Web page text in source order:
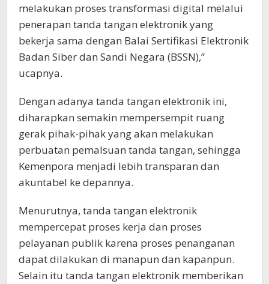
melakukan proses transformasi digital melalui
penerapan tanda tangan elektronik yang
bekerja sama dengan Balai Sertifikasi Elektronik
Badan Siber dan Sandi Negara (BSSN),”
ucapnya.
Dengan adanya tanda tangan elektronik ini,
diharapkan semakin mempersempit ruang
gerak pihak-pihak yang akan melakukan
perbuatan pemalsuan tanda tangan, sehingga
Kemenpora menjadi lebih transparan dan
akuntabel ke depannya.
Menurutnya, tanda tangan elektronik
mempercepat proses kerja dan proses
pelayanan publik karena proses penanganan
dapat dilakukan di manapun dan kapanpun.
Selain itu tanda tangan elektronik memberikan